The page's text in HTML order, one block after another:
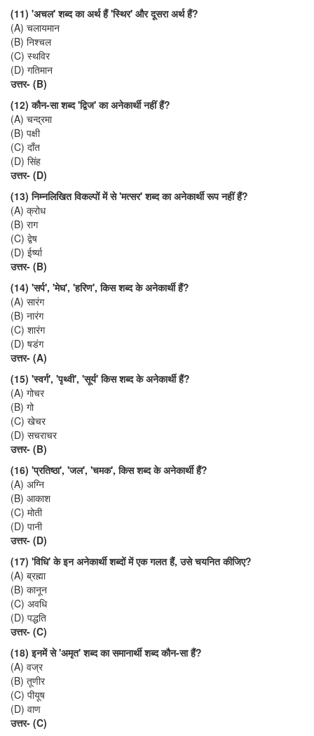
(11) 'अचल' शब्द का अर्थ हैं 'स्थिर' और दूसरा अर्थ हैं?
(A) चलायमान
(B) निश्चल
(C) स्थविर
(D) गतिमान
उत्तर- (B)
(12) कौन-सा शब्द 'द्विज' का अनेकार्थी नहीं हैं?
(A) चन्द्रमा
(B) पक्षी
(C) दाँत
(D) सिंह
उत्तर- (D)
(13) निम्नलिखित विकल्पों में से 'मत्सर' शब्द का अनेकार्थी रूप नहीं हैं?
(A) क्रोध
(B) राग
(C) द्वेष
(D) ईर्ष्या
उत्तर- (B)
(14) 'सर्प', 'मेघ', 'हरिण', किस शब्द के अनेकार्थी हैं?
(A) सारंग
(B) नारंग
(C) शारंग
(D) षडंग
उत्तर- (A)
(15) 'स्वर्ग', 'पृथ्वी', 'सूर्य' किस शब्द के अनेकार्थी हैं?
(A) गोचर
(B) गो
(C) खेचर
(D) सचराचर
उत्तर- (B)
(16) 'प्रतिष्ठा', 'जल', 'चमक', किस शब्द के अनेकार्थी हैं?
(A) अग्नि
(B) आकाश
(C) मोती
(D) पानी
उत्तर- (D)
(17) 'विधि' के इन अनेकार्थी शब्दों में एक गलत हैं, उसे चयनित कीजिए?
(A) ब्रह्मा
(B) कानून
(C) अवधि
(D) पद्धति
उत्तर- (C)
(18) इनमें से 'अमृत' शब्द का समानार्थी शब्द कौन-सा हैं?
(A) वज्र
(B) तूणीर
(C) पीयूष
(D) वाण
उत्तर- (C)